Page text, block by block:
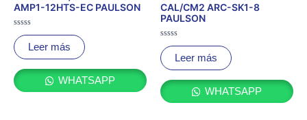
AMP1-12HTS-EC PAULSON
Valorado
con
0
de
Leer más
WHATSAPP
CAL/CM2 ARC-SK1-8
PAULSON
Valorado
con
0
de
Leer más
WHATSAPP